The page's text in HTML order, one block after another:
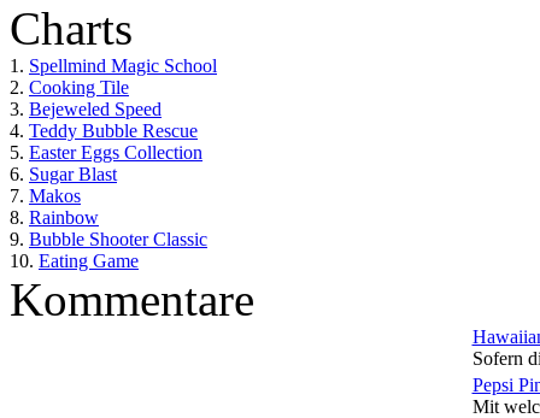
Charts
1. Spellmind Magic School
2. Cooking Tile
3. Bejeweled Speed
4. Teddy Bubble Rescue
5. Easter Eggs Collection
6. Sugar Blast
7. Makos
8. Rainbow
9. Bubble Shooter Classic
10. Eating Game
Kommentare
Sofern
Pepsi
Mit